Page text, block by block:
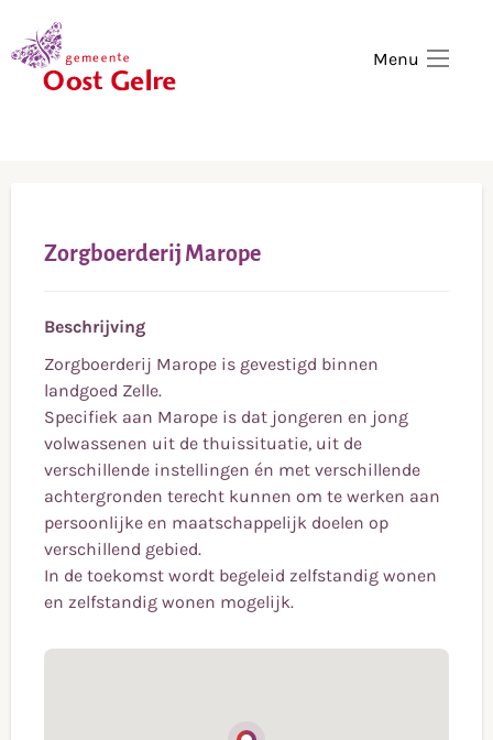
Menu
Zorgboerderij Marope
Beschrijving
Zorgboerderij Marope is gevestigd binnen
landgoed Zelle.
Specifiek aan Marope is dat jongeren en jong
volwassenen uit de thuissituatie, uit de
verschillende instellingen én met verschillende
achtergronden terecht kunnen om te werken aan
persoonlijke en maatschappelijk doelen op
verschillend gebied.
In de toekomst wordt begeleid zelfstandig wonen
en zelfstandig wonen mogelijk.